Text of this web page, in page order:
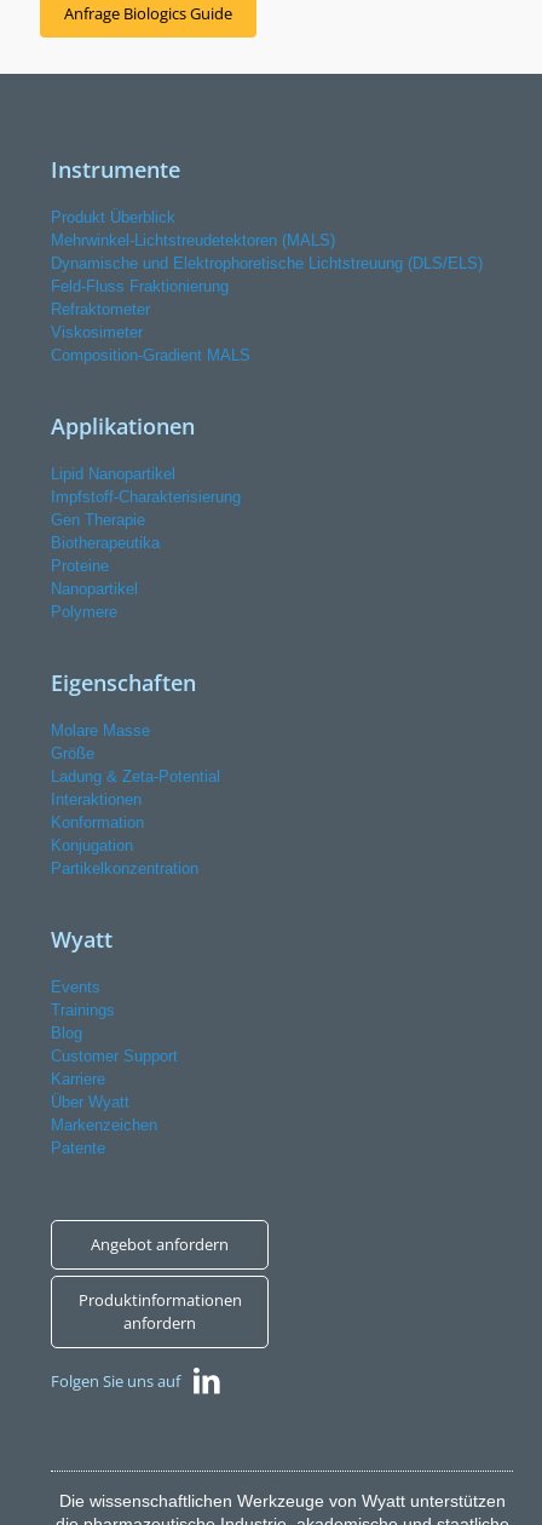
Anfrage Biologics Guide
Instrumente
Produkt Überblick
Mehrwinkel-Lichtstreudetektoren (MALS)
Dynamische und Elektrophoretische Lichtstreuung (DLS/ELS)
Feld-Fluss Fraktionierung
Refraktometer
Viskosimeter
Composition-Gradient MALS
Applikationen
Lipid Nanopartikel
Impfstoff-Charakterisierung
Gen Therapie
Biotherapeutika
Proteine
Nanopartikel
Polymere
Eigenschaften
Molare Masse
Größe
Ladung & Zeta-Potential
Interaktionen
Konformation
Konjugation
Partikelkonzentration
Wyatt
Events
Trainings
Blog
Customer Support
Karriere
Über Wyatt
Markenzeichen
Patente
Angebot anfordern
Produktinformationen
anfordern
Folgen Sie uns auf
Die wissenschaftlichen Werkzeuge von Wyatt unterstützen